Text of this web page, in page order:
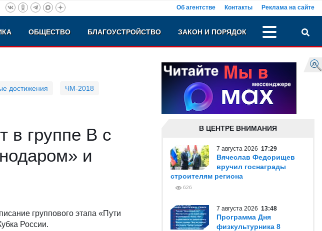
Об агентстве Контакты Реклама на сайте
ОБЩЕСТВО БЛАГОУСТРОЙСТВО ЗАКОН И ПОРЯДОК
достижения ЧМ-2018
в группе B с
и
группового этапа «Пути
России.
В ЦЕНТРЕ ВНИМАНИЯ
7 августа 2026 17:29
Вячеслав Федорищев
вручил госнаграды
строителям региона
626
7 августа 2026 13:48
Программа Дня
физкультурника 8